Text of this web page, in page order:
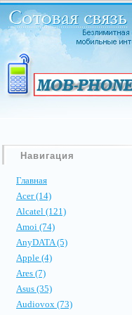
Навигация
Главная
Acer (14)
Alcatel (121)
Amoi (74)
AnyDATA (5)
Apple (4)
Ares (7)
Asus (35)
Audiovox (73)